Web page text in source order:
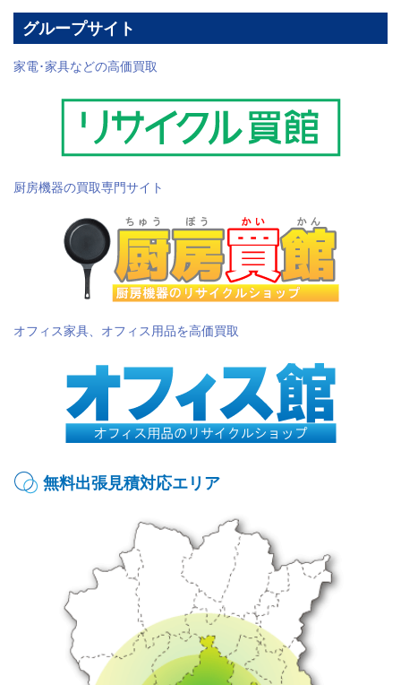
グループサイト
家電･家具などの高価買取
厨房機器の買取専門サイト
オフィス家具、オフィス用品を高価買取
無料出張見積対応エリア